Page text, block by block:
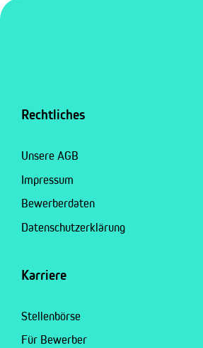
Rechtliches
Unsere AGB
Impressum
Bewerberdaten
Datenschutzerklärung
Karriere
Stellenbörse
Für Bewerber